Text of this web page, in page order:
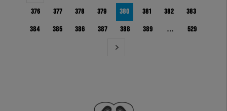
376 377 378 379 380 381 382 383
384 385 386 387 388 389 … 529